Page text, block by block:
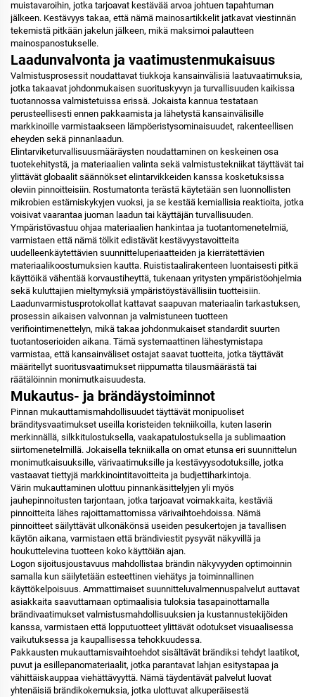
muistavaroihin, jotka tarjoavat kestävää arvoa johtuen tapahtuman
jälkeen. Kestävyys takaa, että nämä mainosartikkelit jatkavat viestinnän
tekemistä pitkään jakelun jälkeen, mikä maksimoi palautteen
mainospanostukselle.
Laadunvalvonta ja vaatimustenmukaisuus
Valmistusprosessit noudattavat tiukkoja kansainvälisiä laatuvaatimuksia,
jotka takaavat johdonmukaisen suorituskyvyn ja turvallisuuden kaikissa
tuotannossa valmistetuissa erissä. Jokaista kannua testataan
perusteellisesti ennen pakkaamista ja lähetystä kansainvälisille
markkinoille varmistaakseen lämpöeristysominaisuudet, rakenteellisen
eheyden sekä pinnanlaadun.
Elintarviketurvallisuusmääräysten noudattaminen on keskeinen osa
tuotekehitystä, ja materiaalien valinta sekä valmistustekniikat täyttävät tai
ylittävät globaalit säännökset elintarvikkeiden kanssa kosketuksissa
oleviin pinnoitteisiin. Rostumatonta terästä käytetään sen luonnollisten
mikrobien estämiskykyjen vuoksi, ja se kestää kemiallisia reaktioita, jotka
voisivat vaarantaa juoman laadun tai käyttäjän turvallisuuden.
Ympäristövastuu ohjaa materiaalien hankintaa ja tuotantomenetelmiä,
varmistaen että nämä tölkit edistävät kestävyystavoitteita
uudelleenkäytettävien suunnitteluperiaatteiden ja kierrätettävien
materiaalikoostumuksien kautta. Ruis­tis­taa­lirakenteen luontaisesti pitkä
käyttöikä vähentää korvaustiheyttä, tukenaan yritysten ympäristöohjelmia
sekä kuluttajien mieltymyksiä ympäristöystävällisiin tuotteisiin.
Laadunvarmistusprotokollat kattavat saapuvan materiaalin tarkastuksen,
prosessin aikaisen valvonnan ja valmistuneen tuotteen
verifiointimenettelyn, mikä takaa johdonmukaiset standardit suurten
tuotantoserioiden aikana. Tämä systemaattinen lähestymistapa
varmistaa, että kansainväliset ostajat saavat tuotteita, jotka täyttävät
määritellyt suoritusvaatimukset riippumatta tilausmäärästä tai
räätälöinnin monimutkaisuudesta.
Mukautus- ja brändäystoiminnot
Pinnan mukauttamismahdollisuudet täyttävät monipuoliset
bränditysvaatimukset useilla koristeiden tekniikoilla, kuten laserin
merkinnällä, silkkitulostuksella, vaakapatulostuksella ja sublimaation
siirtomenetelmillä. Jokaisella tekniikalla on omat etunsa eri suunnittelun
monimutkaisuuksille, värivaatimuksille ja kestävyysodotuksille, jotka
vastaavat tiettyjä markkinointitavoitteita ja budjettiharkintoja.
Värin mukauttaminen ulottuu pinnankäsittelyjen yli myös
jauhepinnoitusten tarjontaan, jotka tarjoavat voimakkaita, kestäviä
pinnoitteita lähes rajoittamattomissa värivaihtoehdoissa. Nämä
pinnoitteet säilyttävät ulkonäkönsä useiden pesukertojen ja tavallisen
käytön aikana, varmistaen että brändiviestit pysyvät näkyvillä ja
houkuttelevina tuotteen koko käyttöiän ajan.
Logon sijoitusjoustavuus mahdollistaa brändin näkyvyyden optimoinnin
samalla kun säilytetään esteettinen viehätys ja toiminnallinen
käyttökelpoisuus. Ammattimaiset suunnitteluvalmennuspalvelut auttavat
asiakkaita saavuttamaan optimaalisia tuloksia tasapainottamalla
brändivaatimukset valmistusmahdollisuuksien ja kustannustekijöiden
kanssa, varmistaen että lopputuotteet ylittävät odotukset visuaalisessa
vaikutuksessa ja kaupallisessa tehokkuudessa.
Pakkausten mukauttamisvaihtoehdot sisältävät brändiksi tehdyt laatikot,
puvut ja esillepanomateriaalit, jotka parantavat lahjan esitystapaa ja
vähittäiskauppaa viehättävyyttä. Nämä täydentävät palvelut luovat
yhtenäisiä brändikokemuksia, jotka ulottuvat alkuperäisestä